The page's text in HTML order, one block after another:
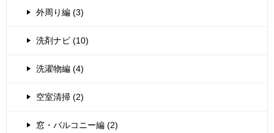
外周り編 (3)
洗剤ナビ (10)
洗濯物編 (4)
空室清掃 (2)
窓・バルコニー編 (2)